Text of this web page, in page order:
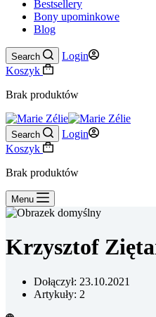
Bestsellery
Bony upominkowe
Blog
Search
Login
Koszyk
Brak produktów
Search
Login
Koszyk
Brak produktów
Menu
Krzysztof
Dołączył: 23.10.2021
Artykuły: 2